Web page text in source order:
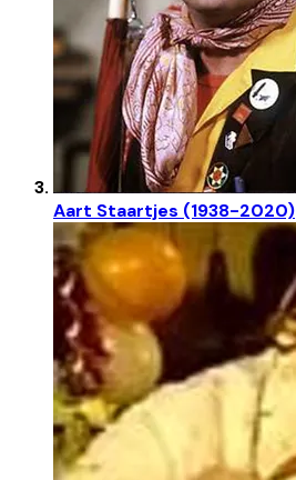
Aart Staartjes (1938-2020)